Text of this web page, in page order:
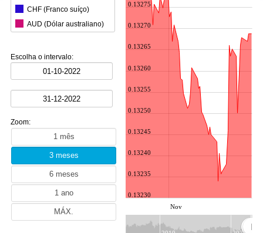
CHF (Franco suíço)
AUD (Dólar australiano)
CNY (Yuan chinês)
KRW (Won sul-coreano)
INR (Rupia indiana)
HKD (Dólar de Hong Kong)
SGD (Dólar de Singapura)
SEK (Coroa sueca)
NZD (Dólar neozelandês)
ZAR (Rand sul-africano)
TRY (Lira turca)
PLN (Zloti polaco)
Escolha o intervalo:
Zoom:
Nov
0.13230
0.13235
0.13240
0.13245
0.13250
0.13255
0.13260
0.13265
0.13270
0.13275